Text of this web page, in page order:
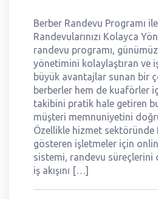
Berber Randevu Programı ile
Randevularınızı Kolayca
randevu programı,
yönetimini kolaylaştıran ve
büyük avantajlar sunan bir
berberler hem de kuaförler
takibini pratik hale getiren
müşteri memnuniyetini
Özellikle hizmet sektöründe
gösteren işletmeler için
sistemi, randevu süreçlerini
iş akışını […]